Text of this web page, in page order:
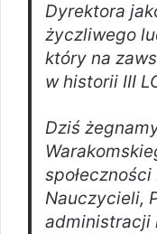
Dyrektora
życzliwego
który na
w historii III
Dziś
społeczności
Nauczycieli,
administracji